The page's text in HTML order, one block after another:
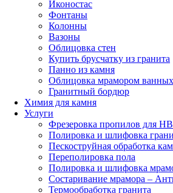
Иконостас
Фонтаны
Колонны
Вазоны
Облицовка стен
Купить брусчатку из гранита
Панно из камня
Облицовка мрамором
Гранитный бордюр
Химия для камня
Услуги
Фрезеровка пропилов для
Полировка и шлифовка
Пескоструйная обработка
Переполировка пола
Полировка и шлифовка
Состаривание мрамора –
Термообработка гранита